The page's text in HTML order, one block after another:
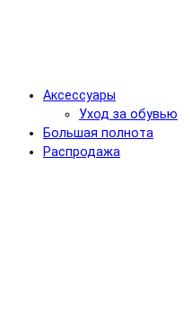
Аксессуары
Уход за обувью
Большая полнота
Распродажа